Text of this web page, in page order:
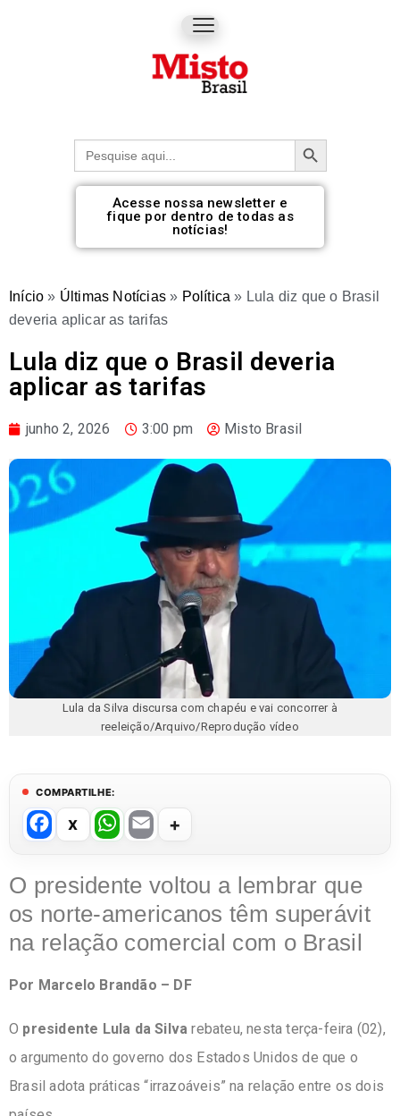
Procurar: Botão de pesquisa
Acesse nossa newsletter e
fique por dentro de todas as
notícias!
Início » Últimas Notícias » Política » Lula diz que o Brasil
deveria aplicar as tarifas
Lula diz que o Brasil deveria
aplicar as tarifas
junho 2, 2026 3:00 pm Misto Brasil
Lula da Silva discursa com chapéu e vai concorrer à
reeleição/Arquivo/Reprodução vídeo
COMPARTILHE:
F
a
c
e
b
o
k
W
h
at
s
A
p
E
ail
O presidente voltou a lembrar que
os norte-americanos têm superávit
na relação comercial com o Brasil
Por Marcelo Brandão – DF
O presidente Lula da Silva rebateu, nesta terça-feira (02),
o argumento do governo dos Estados Unidos de que o
Brasil adota práticas “irrazoáveis” na relação entre os dois